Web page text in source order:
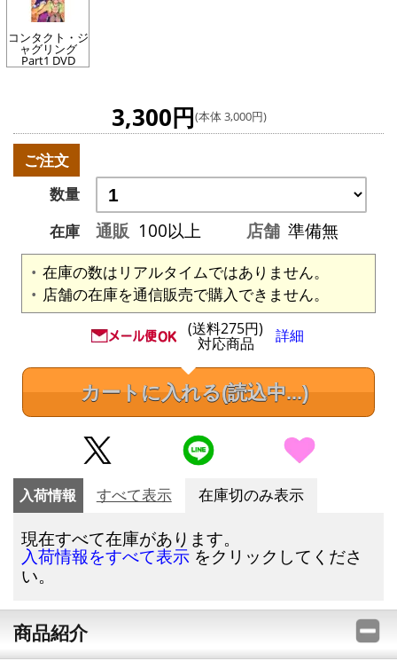
コンタクト・ジ
ャグリング
Part1 DVD
3,300円(本体 3,000円)
ご注文
数量
在庫
通販 100以上 店舗 準備無
在庫の数はリアルタイムではありません。
店舗の在庫を通信販売で購入できません。
(送料275円)
対応商品 詳細
カートに入れる(読込中...)
入荷情報 すべて表示 在庫切のみ表示
現在すべて在庫があります。
入荷情報をすべて表示 をクリックしてくださ
い。
商品紹介